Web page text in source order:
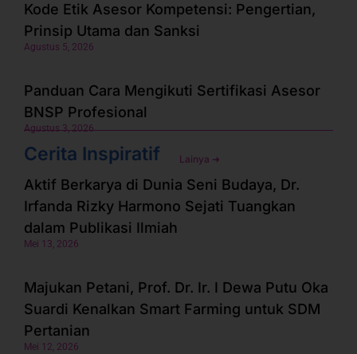
Kode Etik Asesor Kompetensi: Pengertian,
Prinsip Utama dan Sanksi
Agustus 5, 2026
Panduan Cara Mengikuti Sertifikasi Asesor
BNSP Profesional
Agustus 3, 2026
Cerita Inspiratif Lainya ➜
Aktif Berkarya di Dunia Seni Budaya, Dr.
Irfanda Rizky Harmono Sejati Tuangkan
dalam Publikasi Ilmiah
Mei 13, 2026
Majukan Petani, Prof. Dr. Ir. I Dewa Putu Oka
Suardi Kenalkan Smart Farming untuk SDM
Pertanian
Mei 12, 2026